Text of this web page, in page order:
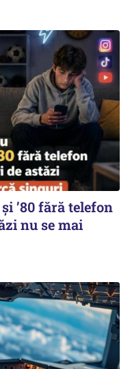
’80 fără telefon
nu se mai